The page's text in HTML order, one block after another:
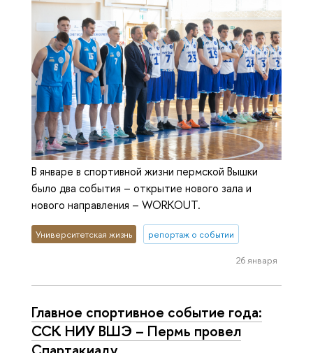
В январе в спортивной жизни пермской Вышки
было два события – открытие нового зала и
нового направления – WORKOUT.
Университетская жизнь репортаж о событии
26 января
Главное спортивное событие года:
ССК НИУ ВШЭ – Пермь провел